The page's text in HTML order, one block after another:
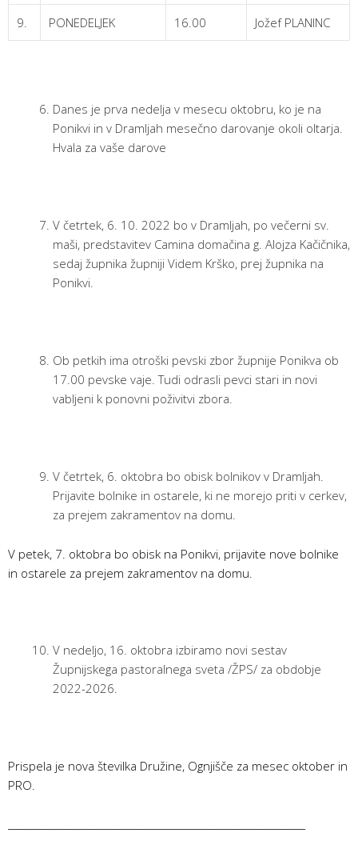
9. PONEDELJEK 16.00 Jožef PLANINC
Danes je prva nedelja v mesecu oktobru, ko je na
Ponikvi in v Dramljah mesečno darovanje okoli oltarja.
Hvala za vaše darove
V četrtek, 6. 10. 2022 bo v Dramljah, po večerni sv.
maši, predstavitev Camina domačina g. Alojza Kačičnika,
sedaj župnika župniji Videm Krško, prej župnika na
Ponikvi.
Ob petkih ima otroški pevski zbor župnije Ponikva ob
17.00 pevske vaje. Tudi odrasli pevci stari in novi
vabljeni k ponovni poživitvi zbora.
V četrtek, 6. oktobra bo obisk bolnikov v Dramljah.
Prijavite bolnike in ostarele, ki ne morejo priti v cerkev,
za prejem zakramentov na domu.
V petek, 7. oktobra bo obisk na Ponikvi, prijavite nove bolnike
in ostarele za prejem zakramentov na domu.
V nedeljo, 16. oktobra izbiramo novi sestav
Župnijskega pastoralnega sveta /ŽPS/ za obdobje
2022-2026.
Prispela je nova številka Družine, Ognjišče za mesec oktober in
PRO.